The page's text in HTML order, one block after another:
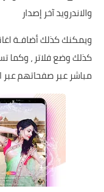
والاندرويد آخر إصدار
ويمكنك كذلك أضافـة
مباشر عبر صفحاتهم عبر